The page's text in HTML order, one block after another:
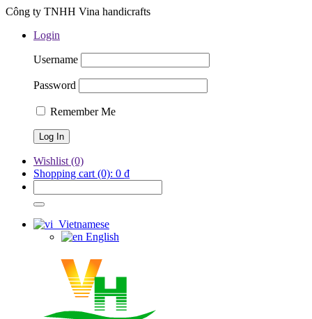
Công ty TNHH Vina handicrafts
Login
Username
Password
Remember Me
Wishlist (0)
Shopping cart (0): 0 ₫
Vietnamese
English